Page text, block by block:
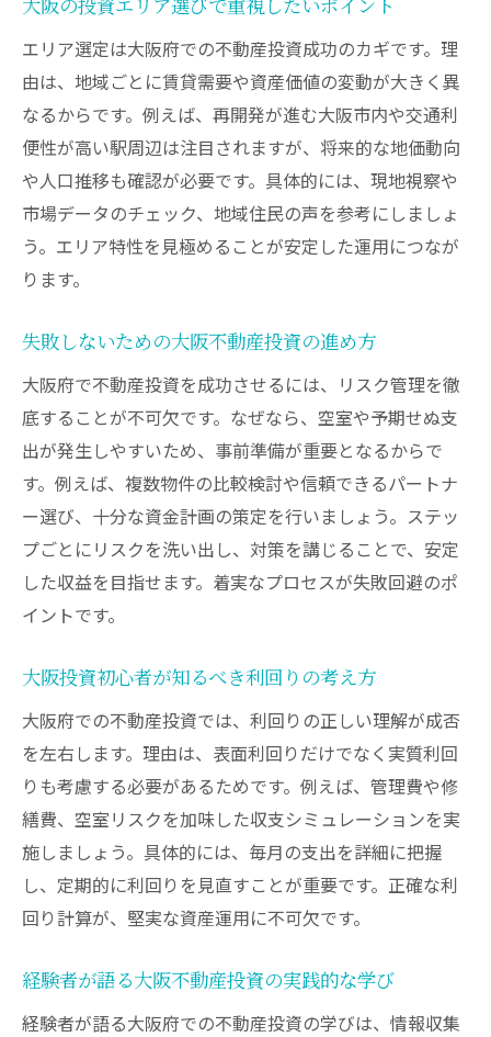
大阪の投資エリア選びで重視したいポイント
エリア選定は大阪府での不動産投資成功のカギです。理
由は、地域ごとに賃貸需要や資産価値の変動が大きく異
なるからです。例えば、再開発が進む大阪市内や交通利
便性が高い駅周辺は注目されますが、将来的な地価動向
や人口推移も確認が必要です。具体的には、現地視察や
市場データのチェック、地域住民の声を参考にしましょ
う。エリア特性を見極めることが安定した運用につなが
ります。
失敗しないための大阪不動産投資の進め方
大阪府で不動産投資を成功させるには、リスク管理を徹
底することが不可欠です。なぜなら、空室や予期せぬ支
出が発生しやすいため、事前準備が重要となるからで
す。例えば、複数物件の比較検討や信頼できるパートナ
ー選び、十分な資金計画の策定を行いましょう。ステッ
プごとにリスクを洗い出し、対策を講じることで、安定
した収益を目指せます。着実なプロセスが失敗回避のポ
イントです。
大阪投資初心者が知るべき利回りの考え方
大阪府での不動産投資では、利回りの正しい理解が成否
を左右します。理由は、表面利回りだけでなく実質利回
りも考慮する必要があるためです。例えば、管理費や修
繕費、空室リスクを加味した収支シミュレーションを実
施しましょう。具体的には、毎月の支出を詳細に把握
し、定期的に利回りを見直すことが重要です。正確な利
回り計算が、堅実な資産運用に不可欠です。
経験者が語る大阪不動産投資の実践的な学び
経験者が語る大阪府での不動産投資の学びは、情報収集